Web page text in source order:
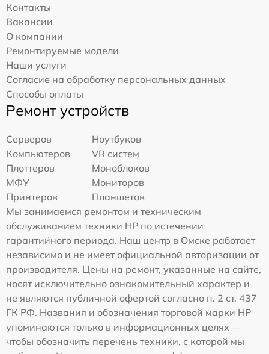
Контакты
Вакансии
О компании
Ремонтируемые модели
Наши услуги
Согласие на обработку персональных данных
Способы оплаты
Ремонт устройств
Серверов
Ноутбуков
Компьютеров
VR систем
Плоттеров
Моноблоков
МФУ
Мониторов
Принтеров
Планшетов
Мы занимаемся ремонтом и техническим
обслуживанием техники HP по истечении
гарантийного периода. Наш центр в Омске работает
независимо и не имеет официальной авторизации от
производителя. Цены на ремонт, указанные на сайте,
носят исключительно ознакомительный характер и
не являются публичной офертой согласно п. 2 ст. 437
ГК РФ. Названия и обозначения торговой марки HP
упоминаются только в информационных целях —
чтобы обозначить перечень техники, с которой мы